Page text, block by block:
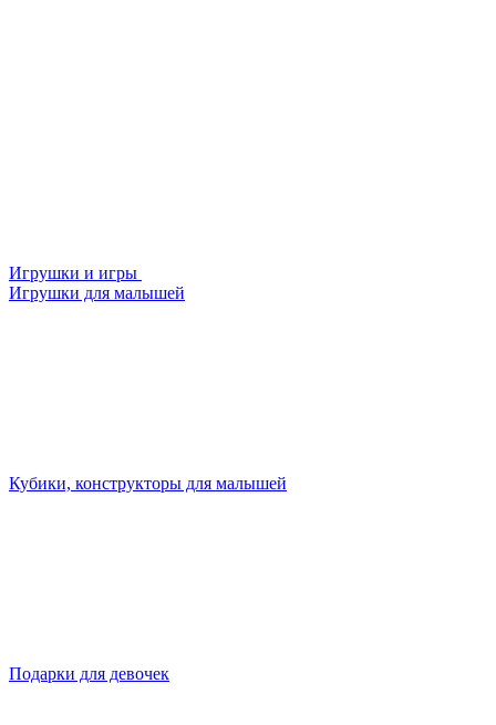
Игрушки и игры
Игрушки для малышей
Кубики, конструкторы для малышей
Подарки для девочек